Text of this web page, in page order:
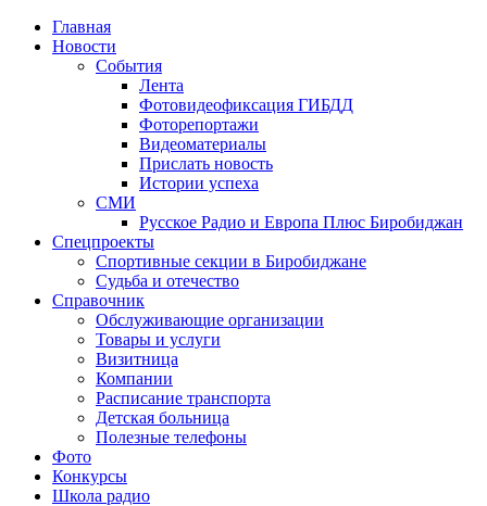
Главная
Новости
События
Лента
Фотовидеофиксация ГИБДД
Фоторепортажи
Видеоматериалы
Прислать новость
Истории успеха
СМИ
Русское Радио и Европа Плюс Биробиджан
Спецпроекты
Спортивные секции в Биробиджане
Судьба и отечество
Справочник
Обслуживающие организации
Товары и услуги
Визитница
Компании
Расписание транспорта
Детская больница
Полезные телефоны
Фото
Конкурсы
Школа радио